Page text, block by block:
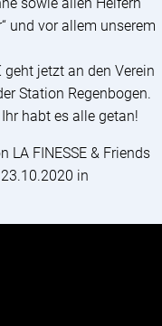
und vor allem unserem
jetzt an den Verein
Station Regenbogen.
habt es alle getan!
LA FINESSE & Friends
in